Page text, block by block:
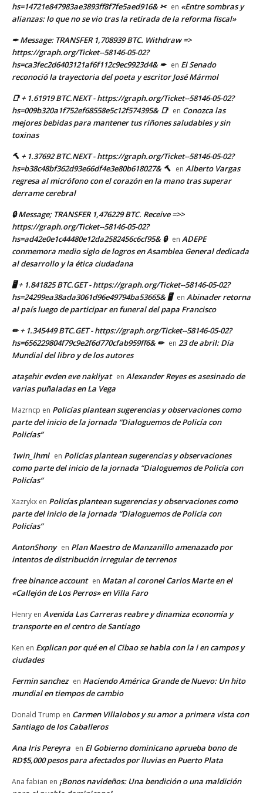
hs=14721e847983ae3893ff8f7fe5aed916& ✂ en «Entre sombras y
alianzas: lo que no se vio tras la retirada de la reforma fiscal»
✒ Message: TRANSFER 1,708939 BTC. Withdraw =>
https://graph.org/Ticket--58146-05-02?
hs=ca3fec2d6403121af6f112c9ec9923d4& ✒ en El Senado
reconoció la trayectoria del poeta y escritor José Mármol
📑 + 1.61919 BTC.NEXT - https://graph.org/Ticket--58146-05-02?
hs=009b320a1f752ef68558e5c12f574395& 📑 en Conozca las
mejores bebidas para mantener tus riñones saludables y sin
toxinas
🔨 + 1.37692 BTC.NEXT - https://graph.org/Ticket--58146-05-02?
hs=b38c48bf362d93e66df4e3e80b618027& 🔨 en Alberto Vargas
regresa al micrófono con el corazón en la mano tras superar
derrame cerebral
🔒 Message; TRANSFER 1,476229 BTC. Receive =>>
https://graph.org/Ticket--58146-05-02?
hs=ad42e0e1c44480e12da2582456c6cf95& 🔒 en ADEPE
conmemora medio siglo de logros en Asamblea General dedicada
al desarrollo y la ética ciudadana
🖥 + 1.841825 BTC.GET - https://graph.org/Ticket--58146-05-02?
hs=24299ea38ada3061d96e49794ba53665& 🖥 en Abinader retorna
al país luego de participar en funeral del papa Francisco
✏ + 1.345449 BTC.GET - https://graph.org/Ticket--58146-05-02?
hs=656229804f79c9e2f6d770cfab959ff6& ✏ en 23 de abril: Día
Mundial del libro y de los autores
ataşehir evden eve nakliyat en Alexander Reyes es asesinado de
varias puñaladas en La Vega
Mazrncp en Policías plantean sugerencias y observaciones como
parte del inicio de la jornada “Dialoguemos de Policía con
Policías”
1win_lhml en Policías plantean sugerencias y observaciones
como parte del inicio de la jornada “Dialoguemos de Policía con
Policías”
Xazrykx en Policías plantean sugerencias y observaciones como
parte del inicio de la jornada “Dialoguemos de Policía con
Policías”
AntonShony en Plan Maestro de Manzanillo amenazado por
intentos de distribución irregular de terrenos
free binance account en Matan al coronel Carlos Marte en el
«Callejón de Los Perros» en Villa Faro
Henry en Avenida Las Carreras reabre y dinamiza economía y
transporte en el centro de Santiago
Ken en Explican por qué en el Cibao se habla con la i en campos y
ciudades
Fermin sanchez en Haciendo América Grande de Nuevo: Un hito
mundial en tiempos de cambio
Donald Trump en Carmen Villalobos y su amor a primera vista con
Santiago de los Caballeros
Ana Iris Pereyra en El Gobierno dominicano aprueba bono de
RD$5,000 pesos para afectados por lluvias en Puerto Plata
Ana fabian en ¡Bonos navideños: Una bendición o una maldición